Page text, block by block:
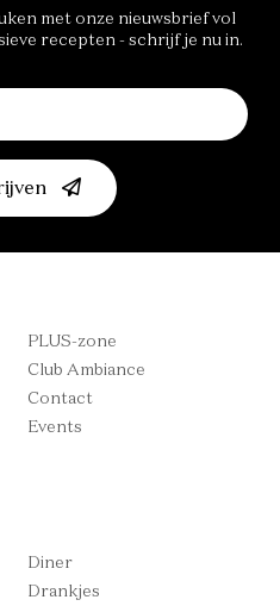
met onze nieuwsbrief vol
recepten - schrijf je nu in.
PLUS-zone
Club Ambiance
Contact
Events
Diner
Drankjes